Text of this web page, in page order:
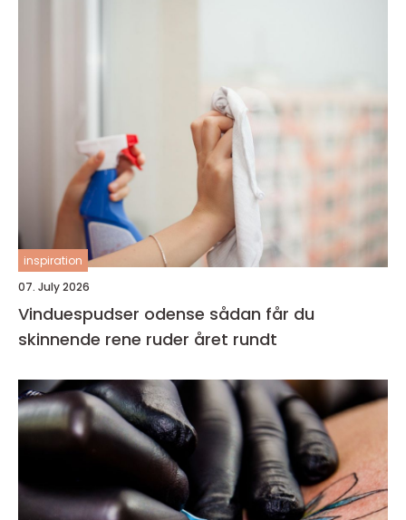
inspiration
07. July 2026
Vinduespudser odense sådan får du
skinnende rene ruder året rundt